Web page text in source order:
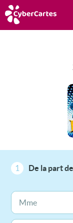
Toutes les
1 De la part de